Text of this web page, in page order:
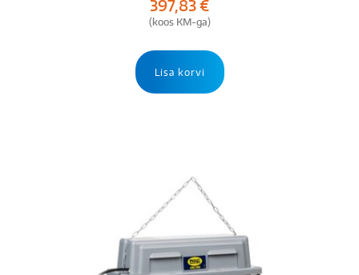
397,83€
(koos KM-ga)
Lisa korvi